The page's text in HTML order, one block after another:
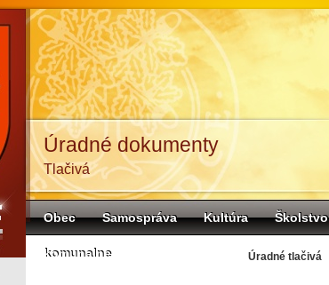
Úradné dokumenty
Tlačivá
Obec Samospráva Kultúra Školstvo
komunalne Úradné tlačivá